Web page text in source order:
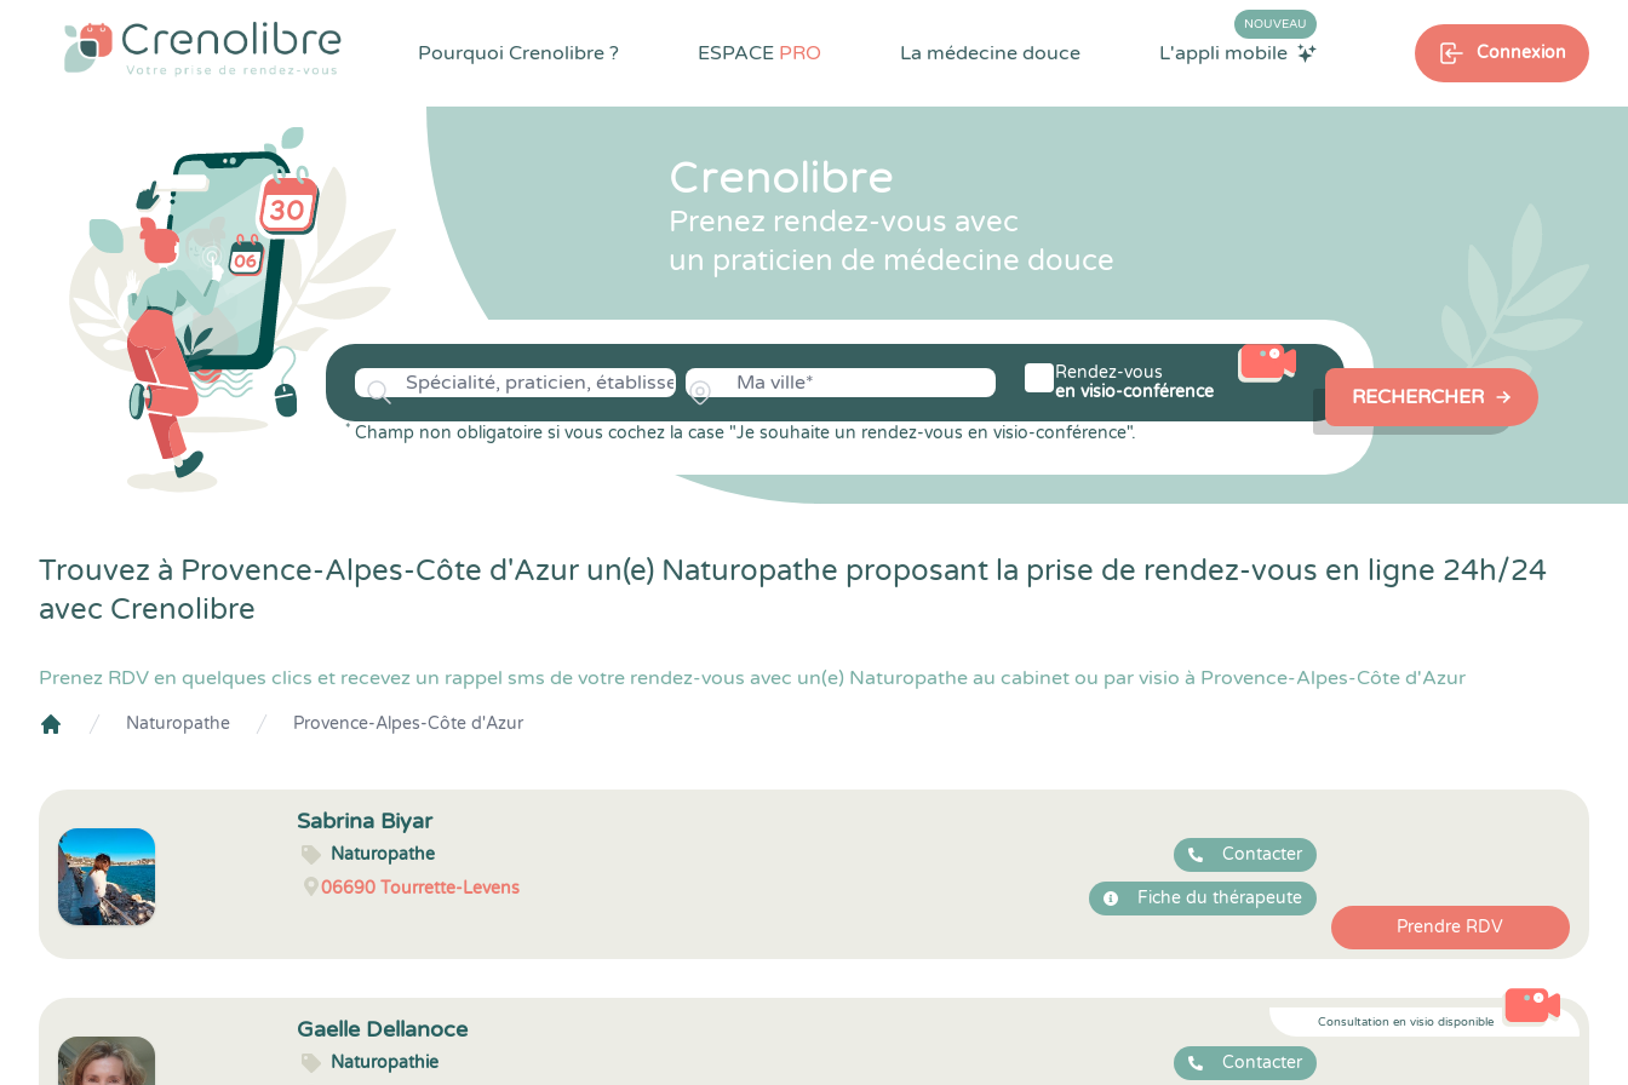
Pourquoi Crenolibre ? ESPACE PRO La médecine douce L'appli mobile
NOUVEAU
Connexion
Crenolibre
Prenez rendez-vous avec
un praticien de médecine douce
* Champ non obligatoire si vous cochez la case "Je souhaite un rendez-vous en visio-conférence".
Rendez-vous
en visio-conférence
RECHERCHER
Trouvez à Provence-Alpes-Côte d'Azur un(e) Naturopathe proposant la prise de rendez-vous en ligne 24h/24
avec Crenolibre
Prenez RDV en quelques clics et recevez un rappel sms de votre rendez-vous avec un(e) Naturopathe au cabinet ou par visio à Provence-Alpes-Côte d'Azur
Naturopathe Provence-Alpes-Côte d'Azur
Sabrina Biyar
Naturopathe
06690Tourrette-Levens
Contacter
Fiche du thérapeute
Prendre RDV
Consultation en visio disponible
Gaelle Dellanoce
Naturopathie
Contacter